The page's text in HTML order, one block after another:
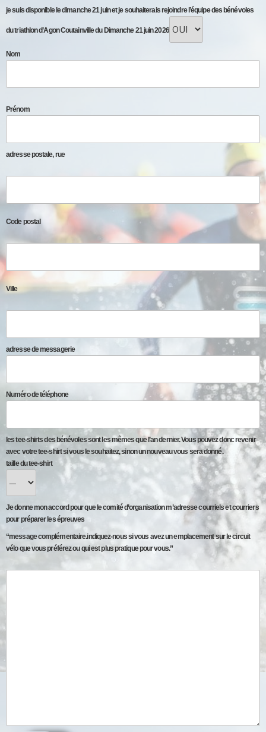
je suis disponible le dimanche 21 juin et je souhaiterais rejoindre l’équipe des bénévoles
du triathlon d’Agon Coutainville du Dimanche 21 juin 2026
Nom
Prénom
adresse postale, rue
Code postal
Ville
adresse de messagerie
Numéro de téléphone
les tee-shirts des bénévoles sont les mêmes que l’an dernier. Vous pouvez donc revenir
avec votre tee-shirt si vous le souhaitez, sinon un nouveau vous sera donné.
taille du tee-shirt
Je donne mon accord pour que le comité d’organisation m’adresse courriels et courriers
pour préparer les épreuves
“message complémentaire.indiquez-nous si vous avez un emplacement sur le circuit
vélo que vous préférez ou qui est plus pratique pour vous.”